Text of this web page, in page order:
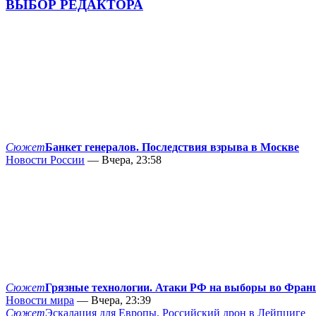
ВЫБОР РЕДАКТОРА
СюжетБанкет генералов. Последствия взрыва в Москве
Новости России — Вчера, 23:58
СюжетГрязные технологии. Атаки РФ на выборы во
Новости мира — Вчера, 23:39
СюжетЭскалация для Европы. Российский дрон в Лейпциге